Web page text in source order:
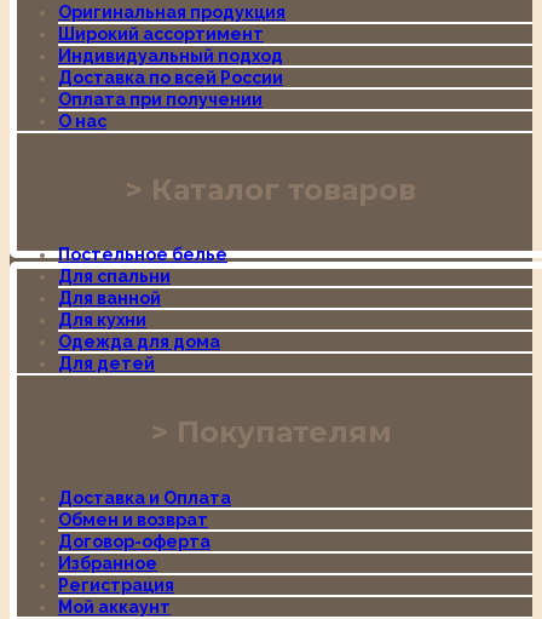
Оригинальная продукция
Широкий ассортимент
Индивидуальный подход
Доставка по всей России
Оплата при получении
О нас
Каталог товаров
Постельное белье
Для спальни
Для ванной
Для кухни
Одежда для дома
Для детей
Покупателям
Доставка и Оплата
Обмен и возврат
Договор-оферта
Избранное
Регистрация
Мой аккаунт